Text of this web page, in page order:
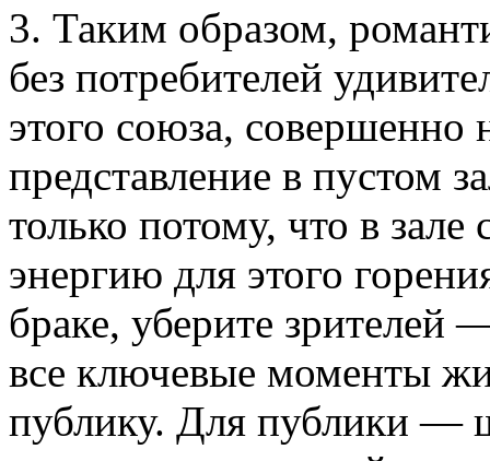
3. Таким образом,
без потребителей
этого союза,
представление в пустом
только потому, что в
энергию для этого
браке, уберите
все ключевые моменты
публику. Для публики —